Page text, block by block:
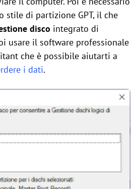
stile di partizione GPT, il che
disco integrato di
usare il software professionale
che è possibile aiutarti a
i dati.